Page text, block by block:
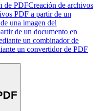
de PDFCreación de archivos
PDF a partir de un
una imagen del
de un documento en
un combinador de
un convertidor de PDF